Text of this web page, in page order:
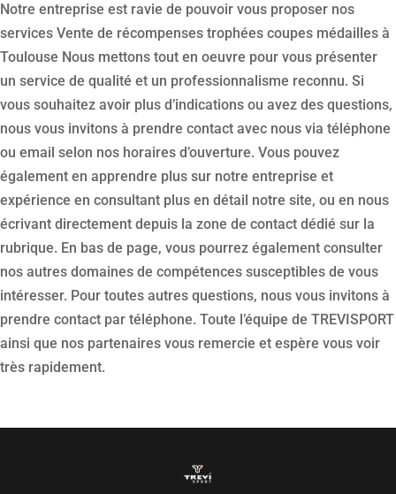
Notre entreprise est ravie de pouvoir vous proposer nos
services Vente de récompenses trophées coupes médailles à
Toulouse Nous mettons tout en oeuvre pour vous présenter
un service de qualité et un professionnalisme reconnu. Si
vous souhaitez avoir plus d’indications ou avez des questions,
nous vous invitons à prendre contact avec nous via téléphone
ou email selon nos horaires d’ouverture. Vous pouvez
également en apprendre plus sur notre entreprise et
expérience en consultant plus en détail notre site, ou en nous
écrivant directement depuis la zone de contact dédié sur la
rubrique. En bas de page, vous pourrez également consulter
nos autres domaines de compétences susceptibles de vous
intéresser. Pour toutes autres questions, nous vous invitons à
prendre contact par téléphone. Toute l’équipe de TREVISPORT
ainsi que nos partenaires vous remercie et espère vous voir
très rapidement.